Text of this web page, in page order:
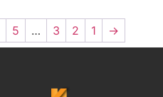
→
1
2
3
…
5